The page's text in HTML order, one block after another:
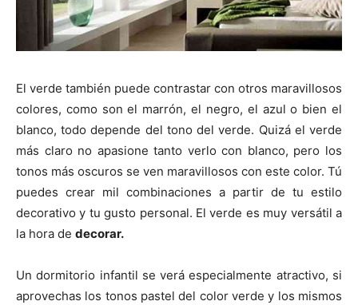
El verde también puede contrastar con otros maravillosos
colores, como son el marrón, el negro, el azul o bien el
blanco, todo depende del tono del verde. Quizá el verde
más claro no apasione tanto verlo con blanco, pero los
tonos más oscuros se ven maravillosos con este color. Tú
puedes crear mil combinaciones a partir de tu estilo
decorativo y tu gusto personal. El verde es muy versátil a
la hora de decorar.
Un dormitorio infantil se verá especialmente atractivo, si
aprovechas los tonos pastel del color verde y los mismos